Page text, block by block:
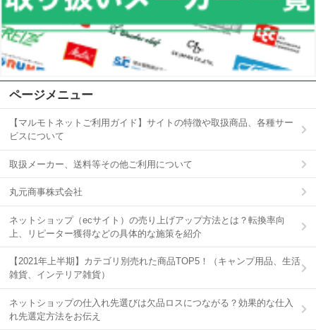
ページメニュー
【マルモトネットご利用ガイド】サイトの特徴や取扱商品、各種サー
ビスについて
取扱メーカー、送料等その他ご利用について
丸元商事株式会社
ネットショップ（ecサイト）の売り上げアップ方法とは？転換率向
上、リピーター獲得などの具体的な施策を紹介
【2021年上半期】カテゴリ別売れた商品TOP5！（キャンプ用品、生活
雑貨、インテリア雑貨）
ネットショップの仕入れ先選びは欠品ロスにつながる？効果的な仕入
れ先選定方法をお伝え